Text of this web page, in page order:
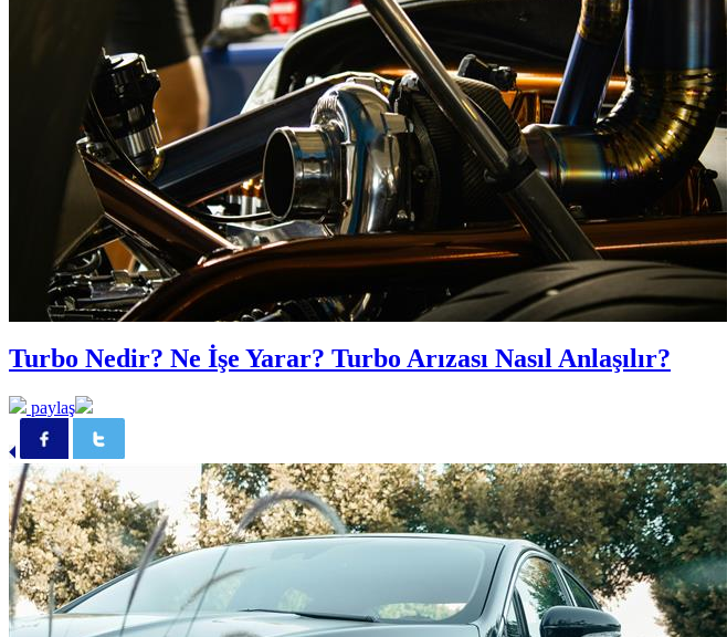
Turbo Nedir? Ne İşe Yarar? Turbo Arızası Nasıl Anlaşılır?
paylaş